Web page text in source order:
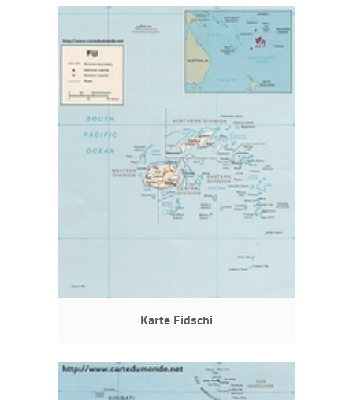
Karte Fidschi